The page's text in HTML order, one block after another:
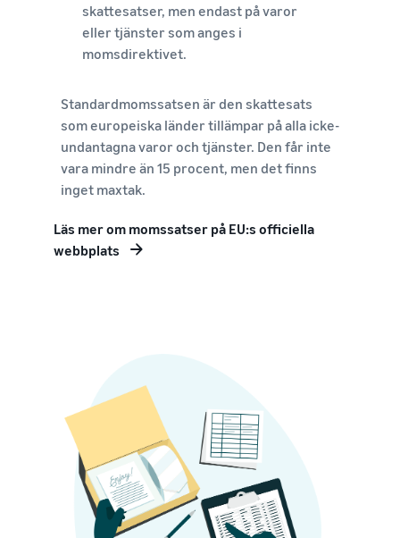
skattesatser, men endast på varor
eller tjänster som anges i
momsdirektivet.
Standardmomssatsen är den skattesats
som europeiska länder tillämpar på alla icke-
undantagna varor och tjänster. Den får inte
vara mindre än 15 procent, men det finns
inget maxtak.
Läs mer om momssatser på EU:s officiella
webbplats